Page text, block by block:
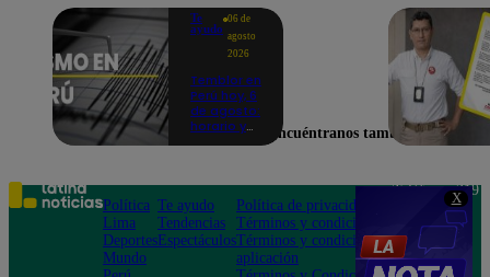
X
Te
ayudo
06 de
agosto
2026
Temblor en
Perú hoy, 6
de agosto:
horario y
según IGP
Encuéntranos también en
Política
Lima
Deportes
Mundo
Te ayudo
Tendencias
Espectáculos
Política de privacidad
Términos y condiciones
Términos y condiciones
aplicación
Teléfono: 219
Av. San
Felipe 968
Jesús María